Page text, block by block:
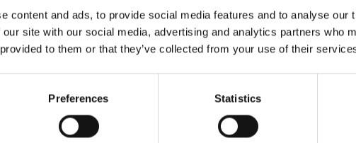
content and ads, to provide social media features and to analyse our
site with our social media, advertising and analytics partners who
to them or that they’ve collected from your use of their
Preferences Statistics